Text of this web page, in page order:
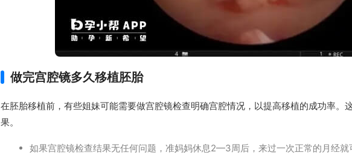
做完宫腔镜多久移植胚胎
在胚胎移植前，有些姐妹可能需要做宫腔镜检查明确宫腔情况，以提高移植的成功率。
果。
如果宫腔镜检查结果无任何问题，准妈妈休息2—3周后，来过一次正常的月经就